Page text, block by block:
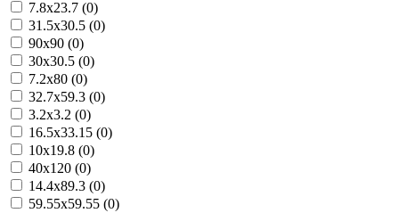
7.8x23.7 (0)
31.5x30.5 (0)
90x90 (0)
30x30.5 (0)
7.2x80 (0)
32.7x59.3 (0)
3.2x3.2 (0)
16.5x33.15 (0)
10x19.8 (0)
40x120 (0)
14.4x89.3 (0)
59.55x59.55 (0)